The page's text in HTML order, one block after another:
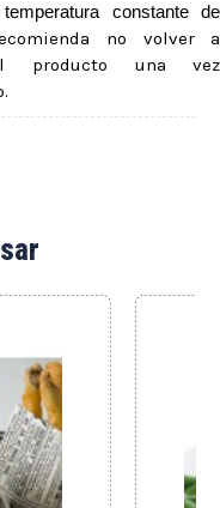
constante de
no volver a
producto una vez